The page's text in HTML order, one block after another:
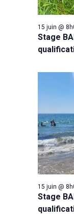
Stage
15 juin @
Stage
15 juin @